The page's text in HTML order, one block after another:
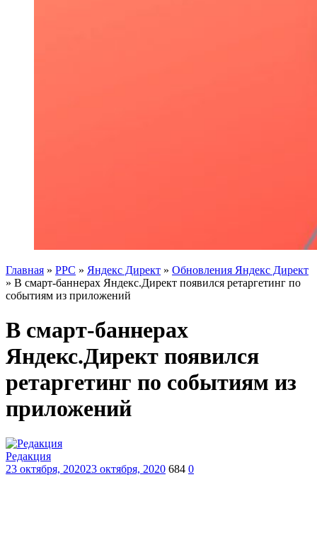
Главная » PPC » Яндекс Директ » Обновления Яндекс Директ
» В смарт-баннерах Яндекс.Директ появился ретаргетинг по
событиям из приложений
В смарт-баннерах
Яндекс.Директ появился
ретаргетинг по событиям из
приложений
Редакция
23 октября, 202023 октября, 2020 684 0